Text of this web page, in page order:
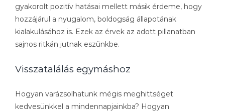
gyakorolt pozitív hatásai mellett másik érdeme, hogy
hozzájárul a nyugalom, boldogság állapotának
kialakulásához is. Ezek az érvek az adott pillanatban
sajnos ritkán jutnak eszünkbe.
Visszatalálás egymáshoz
Hogyan varázsolhatunk mégis meghittséget
kedvesünkkel a mindennapjainkba? Hogyan